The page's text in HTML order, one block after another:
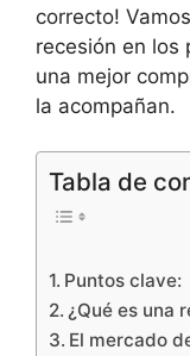
correcto!
recesión en los
una mejor
la acompañan.
Tabla de
Puntos clave:
¿Qué es una
El mercado